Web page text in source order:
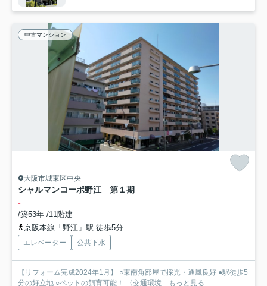
中古マンション
大阪市城東区中央
シャルマンコーポ野江 第１期
-
/築53年 /11階建
京阪本線「野江」駅 徒歩5分
エレベーター 公共下水
【リフォーム完成2024年1月】 ○東南角部屋で採光・通風良好 ●駅徒歩5
分の好立地 ○ペットの飼育可能！ 〈交通環境... もっと見る